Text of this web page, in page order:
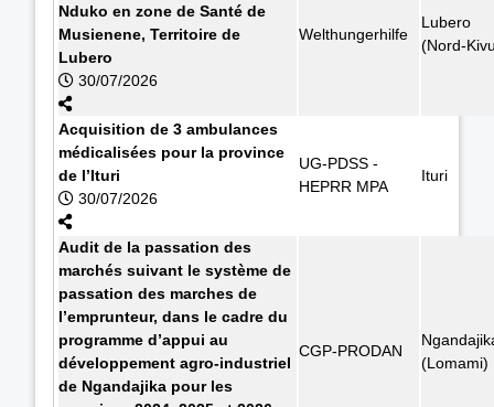
Nduko en zone de Santé de
Musienene, Territoire de
Lubero
30/07/2026
Welthungerhilfe
Lubero
(Nord-
Acquisition de 3 ambulances
médicalisées pour la province
de l’Ituri
30/07/2026
UG-PDSS -
HEPRR MPA
Ituri
Audit de la passation des
marchés suivant le système de
passation des marches de
l’emprunteur, dans le cadre du
programme d’appui au
développement agro-industriel
de Ngandajika pour les
CGP-PRODAN
(Lomami)